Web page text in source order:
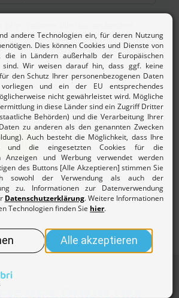
und den Gebühren des